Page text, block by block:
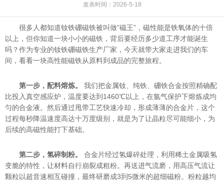
发表时间：2026-5-18
很多人都知道钕铁硼磁铁被叫做”磁王”，磁性能是铁氧体的十倍
以上，但你知道一块小小的磁铁，背后要经历多少道工序才能诞生
吗？作为专业的钕铁硼磁铁生产厂家，今天就带大家走进我们的车
间，看看一块高性能磁铁从原料到成品的完整旅程。
第一步，配料熔炼。
我们把金属钕、纯铁、硼铁合金按照精确配
比投入真空感应炉，温度要达到1460℃以上，在氩气保护下熔炼成均
匀的合金液。然后通过甩带工艺快速冷却，形成薄薄的合金片，这个
过程每秒降温速度高达十万度级别，就是为了让晶粒尽可能细小，为
后续的高磁性能打下基础。
第二步，氢碎制粉。
合金片经过氢爆碎处理，利用稀土金属吸氢
变脆的特性，让材料自行崩裂成粗粉。再送进气流磨，用高压气流让
颗粒以超音速相互碰撞，最终研磨成3到5微米的超细磁粉。粉粒越均